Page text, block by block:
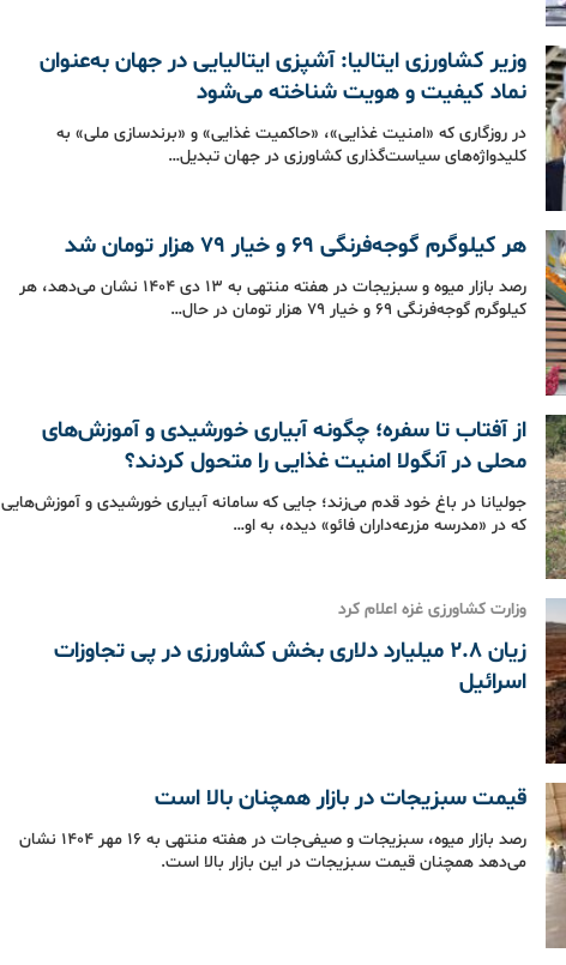
وزیر کشاورزی ایتالیا: آشپزی ایتالیایی در جهان به‌عنوان
نماد کیفیت و هویت شناخته می‌شود
در روزگاری که «امنیت غذایی»، «حاکمیت غذایی» و «برندسازی ملی» به
کلیدواژه‌های سیاست‌گذاری کشاورزی در جهان تبدیل…
هر کیلوگرم گوجه‌فرنگی ۶۹ و خیار ۷۹ هزار تومان شد
رصد بازار میوه و سبزیجات در هفته منتهی به ۱۳ دی ۱۴۰۴ نشان می‌دهد، هر
کیلوگرم گوجه‌فرنگی ۶۹ و خیار ۷۹ هزار تومان در حال…
از آفتاب تا سفره؛ چگونه آبیاری خورشیدی و آموزش‌های
محلی در آنگولا امنیت غذایی را متحول کردند؟
جولیانا در باغ خود قدم می‌زند؛ جایی که سامانه‌ آبیاری خورشیدی و آموزش‌هایی
که در «مدرسه مزرعه‌داران فائو» دیده، به او…
وزارت کشاورزی غزه اعلام کرد
زیان ۲.۸ میلیارد دلاری بخش کشاورزی در پی تجاوزات
اسرائیل
قیمت سبزیجات در بازار همچنان بالا است
رصد بازار میوه، سبزیجات و صیفی‌جات در هفته منتهی به ۱۶ مهر ۱۴۰۴ نشان
می‌دهد همچنان قیمت سبزیجات در این بازار بالا است.